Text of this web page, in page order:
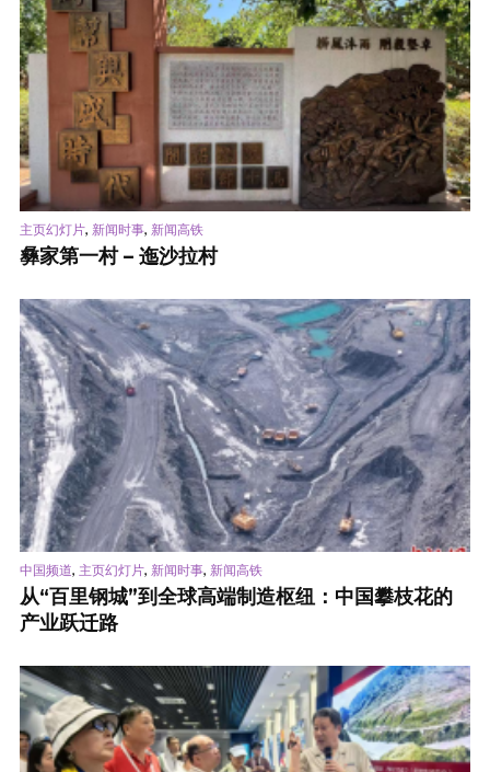
主页幻灯片, 新闻时事, 新闻高铁
彝家第一村 – 迤沙拉村
中国频道, 主页幻灯片, 新闻时事, 新闻高铁
从“百里钢城”到全球高端制造枢纽：中国攀枝花的
产业跃迁路